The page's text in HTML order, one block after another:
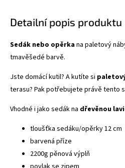
Detailní popis produktu
Sedák nebo opěrkana paletový
tmavěšedé barvě.
Jste domácí kutil? A kutíte si
terasu? Pak potřebujete právě tento
Vhodné i jako sedák na dřevěnou
tloušťka sedáku/opěrky 12 cm
barvená příze
2200g pěnová výplň